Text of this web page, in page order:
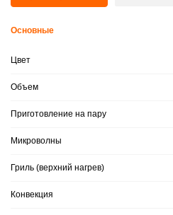
Основные
Цвет
Объем
Приготовление на пару
Микроволны
Гриль (верхний нагрев)
Конвекция